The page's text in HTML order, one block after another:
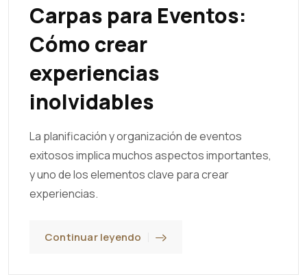
Carpas para Eventos:
Cómo crear
experiencias
inolvidables
La planificación y organización de eventos
exitosos implica muchos aspectos importantes,
y uno de los elementos clave para crear
experiencias.
Continuar leyendo